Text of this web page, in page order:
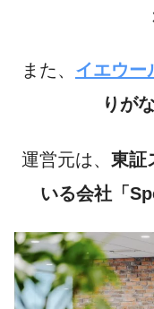
また、 イエウー
りが
運営元は、 東証
いる会社「